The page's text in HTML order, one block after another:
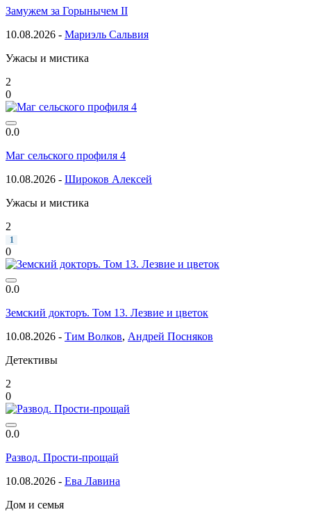
Замужем за Горынычем II
10.08.2026 - Мариэль Сальвия
Ужасы и мистика
2
0
0.0
Маг сельского профиля 4
10.08.2026 - Широков Алексей
Ужасы и мистика
2
1
0
0.0
Земский докторъ. Том 13. Лезвие и цветок
10.08.2026 - Тим Волков, Андрей Посняков
Детективы
2
0
0.0
Развод. Прости-прощай
10.08.2026 - Ева Лавина
Дом и семья